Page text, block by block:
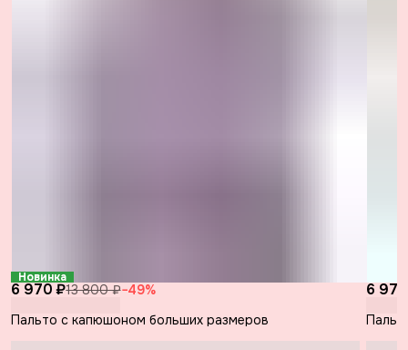
Новинка
6 970 ₽13 800 ₽−49%
Пальто с капюшоном больших размеров
6